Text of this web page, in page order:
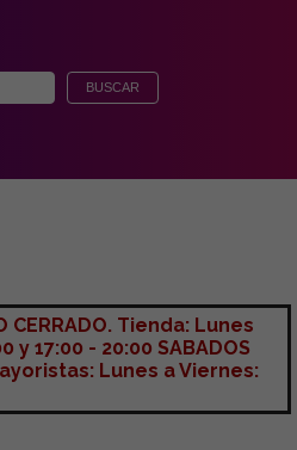
CERRADO. Tienda: Lunes
y 17:00 - 20:00 SABADOS
Lunes a Viernes: